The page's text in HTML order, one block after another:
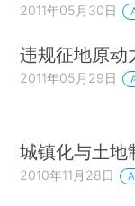
2011年05月30日
违规征地原动
2011年05月29日
城镇化与土地
2010年11月28日